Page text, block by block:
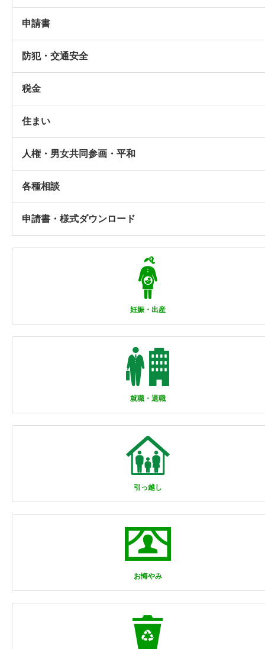
申請書
防犯・交通安全
税金
住まい
人権・男女共同参画・平和
各種相談
申請書・様式ダウンロード
妊娠・出産
就職・退職
引っ越し
お悔やみ